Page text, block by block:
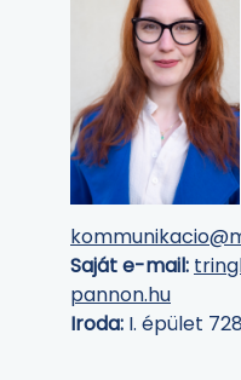
Saját e-mail:
pannon.hu
Iroda: I. épület